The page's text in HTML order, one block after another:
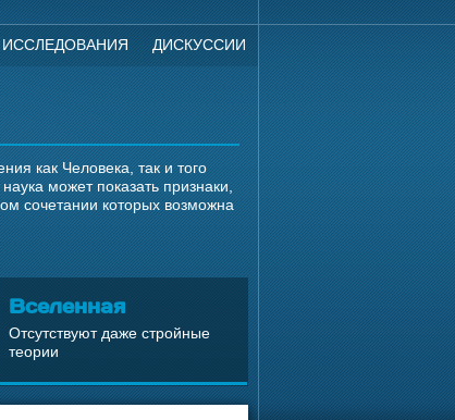
ИССЛЕДОВАНИЯ ДИСКУССИИ
как Человека, так и того
может показать признаки,
сочетании которых возможна
Вселенная
Отсутствуют даже стройные
теории